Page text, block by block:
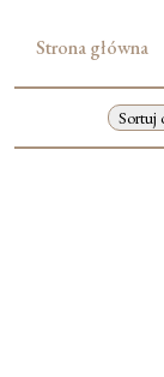
Blog
Moje konto
Strona główna